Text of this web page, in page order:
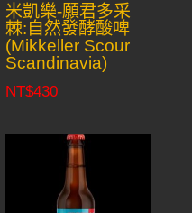
米凱樂-願君多采
棘:自然發酵酸啤
(Mikkeller Scour
Scandinavia)
NT$430